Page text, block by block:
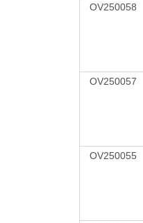
OV250058
OV250057
OV250055